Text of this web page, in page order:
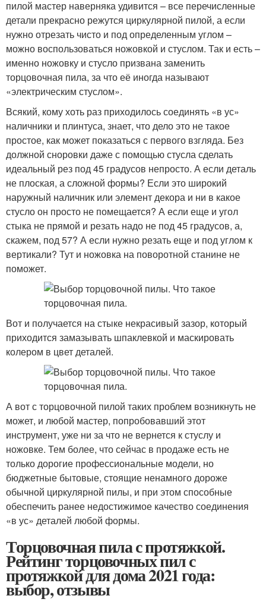
пилой мастер наверняка удивится – все перечисленные
детали прекрасно режутся циркулярной пилой, а если
нужно отрезать чисто и под определенным углом –
можно воспользоваться ножовкой и стуслом. Так и есть –
именно ножовку и стусло призвана заменить
торцовочная пила, за что её иногда называют
«электрическим стуслом».
Всякий, кому хоть раз приходилось соединять «в ус»
наличники и плинтуса, знает, что дело это не такое
простое, как может показаться с первого взгляда. Без
должной сноровки даже с помощью стусла сделать
идеальный рез под 45 градусов непросто. А если деталь
не плоская, а сложной формы? Если это широкий
наружный наличник или элемент декора и ни в какое
стусло он просто не помещается? А если еще и угол
стыка не прямой и резать надо не под 45 градусов, а,
скажем, под 57? А если нужно резать еще и под углом к
вертикали? Тут и ножовка на поворотной станине не
поможет.
Вот и получается на стыке некрасивый зазор, который
приходится замазывать шпаклевкой и маскировать
колером в цвет деталей.
А вот с торцовочной пилой таких проблем возникнуть не
может, и любой мастер, попробовавший этот
инструмент, уже ни за что не вернется к стуслу и
ножовке. Тем более, что сейчас в продаже есть не
только дорогие профессиональные модели, но
бюджетные бытовые, стоящие ненамного дороже
обычной циркулярной пилы, и при этом способные
обеспечить ранее недостижимое качество соединения
«в ус» деталей любой формы.
Торцовочная пила с протяжкой.
Рейтинг торцовочных пил с
протяжкой для дома 2021 года:
выбор, отзывы